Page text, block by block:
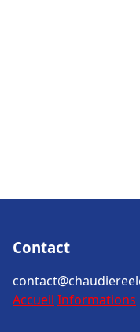
Contact
Accueil Informations